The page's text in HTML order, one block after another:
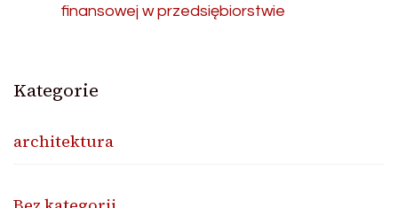
finansowej w przedsiębiorstwie
Kategorie
architektura